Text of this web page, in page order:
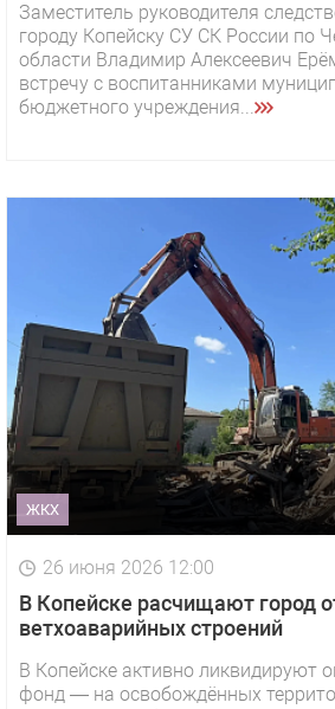
Заместитель руководителя
городу Копейску СУ СК России по
области Владимир Алексеевич
встречу с воспитанниками
бюджетного учреждения...
ЖКХ
26 июня 2026 12:00
В Копейске расчищают город
ветхоаварийных строений
В Копейске активно ликвидируют
фонд — на освобождённых